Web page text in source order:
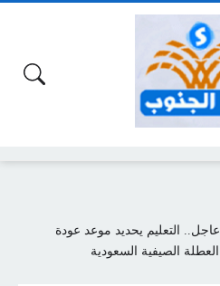
عاجل.. التعليم يحديد موعد عودة